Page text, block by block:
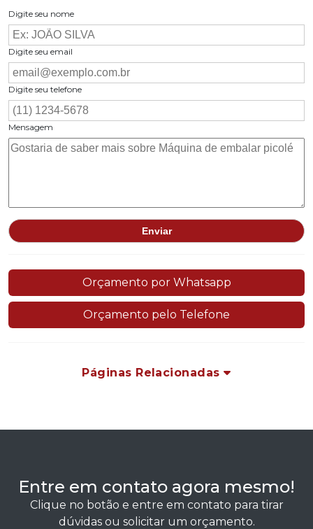
Digite seu nome
Digite seu email
Digite seu telefone
Mensagem
Orçamento por Whatsapp
Orçamento pelo Telefone
Páginas Relacionadas
Entre em contato agora mesmo!
Clique no botão e entre em contato para tirar
dúvidas ou solicitar um orçamento.